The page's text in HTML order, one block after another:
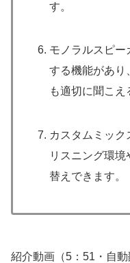
す。
モノラルスピー
する機能があり
も適切に聞こえ
カスタムミック
リスニング環境
替えできます。
紹介動画（5：51・自